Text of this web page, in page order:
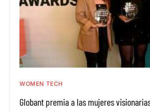
WOMEN TECH
Globant premia a las mujeres